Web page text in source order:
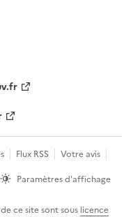
Flux RSS
Votre avis
Paramètres d'affichage
ce site sont sous licence